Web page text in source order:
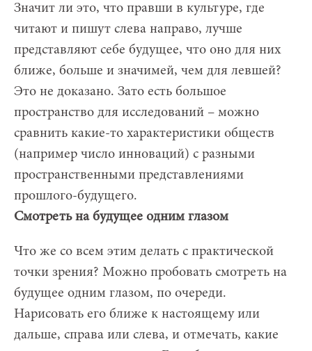
Значит ли это, что правши в культуре, где
читают и пишут слева направо, лучше
представляют себе будущее, что оно для них
ближе, больше и значимей, чем для левшей?
Это не доказано. Зато есть большое
пространство для исследований – можно
сравнить какие-то характеристики обществ
(например число инноваций) с разными
пространственными представлениями
прошлого-будущего.
Смотреть на будущее одним глазом
Что же со всем этим делать с практической
точки зрения? Можно пробовать смотреть на
будущее одним глазом, по очереди.
Нарисовать его ближе к настоящему или
дальше, справа или слева, и отмечать, какие